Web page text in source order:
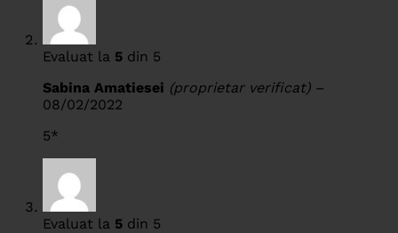
Evaluat la 5 din 5
Sabina Amatiesei (proprietar verificat) –
08/02/2022
5*
Evaluat la 5 din 5